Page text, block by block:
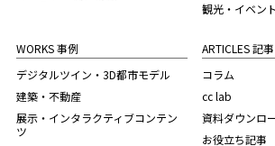
WORKS 事例
デジタルツイン・3D都市モデル
建築・不動産
展示・インタラクティブコンテン
ツ
観光・イベント
ARTICLES 記事
コラム
cc lab
資料ダウンロ
お役立ち記事